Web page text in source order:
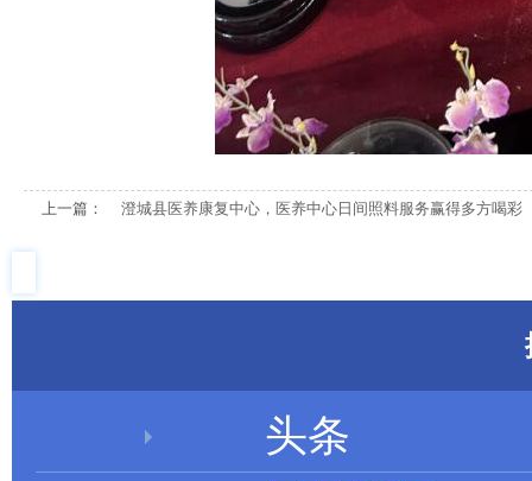
上一篇： 澄城县医养康复中心，医养中心日间照料服务赢得多方喝彩
头条